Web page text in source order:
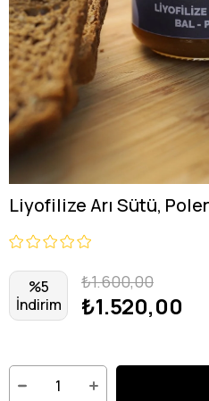
Liyofilize Arı Sütü,
%5
İndirim
₺1.600,00
₺1.520,00